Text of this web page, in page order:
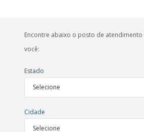
Encontre abaixo o posto de
você:
Estado
Cidade